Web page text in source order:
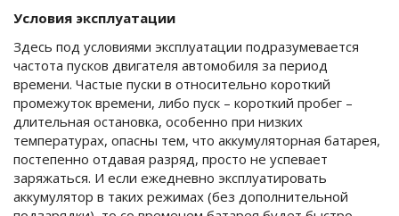
Условия эксплуатации
Здесь под условиями эксплуатации подразумевается
частота пусков двигателя автомобиля за период
времени. Частые пуски в относительно короткий
промежуток времени, либо пуск – короткий пробег –
длительная остановка, особенно при низких
температурах, опасны тем, что аккумуляторная батарея,
постепенно отдавая разряд, просто не успевает
заряжаться. И если ежедневно эксплуатировать
аккумулятор в таких режимах (без дополнительной